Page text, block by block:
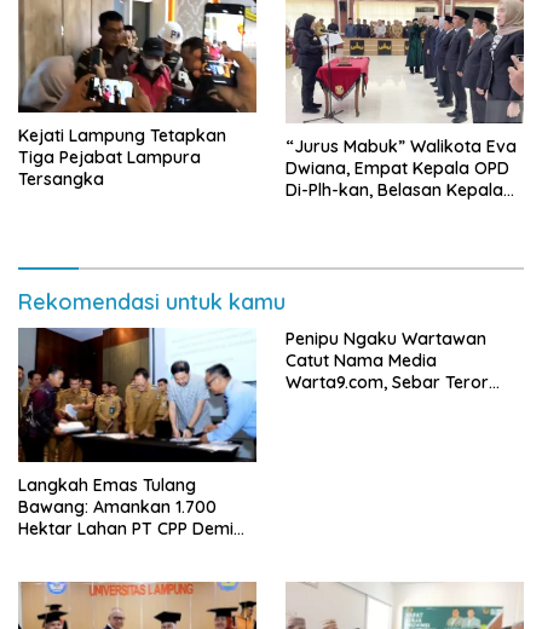
Kejati Lampung Tetapkan
Tiga Pejabat Lampura
Tersangka
“Jurus Mabuk” Walikota Eva
Dwiana, Empat Kepala OPD
Di-Plh-kan, Belasan Kepala
Rekomendasi untuk kamu
Langkah Emas Tulang
Bawang: Amankan 1.700
Hektar Lahan PT CPP Demi
Penipu Ngaku Wartawan
Catut Nama Media
Warta9.com, Sebar Teror